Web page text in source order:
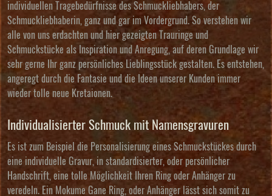
individuellen Tragebedürfnisse des Schmuckliebhabers, der
Schmuckliebhaberin, ganz und gar im Vordergrund. So verstehen wir
alle von uns erdachten und hier gezeigten Trauringe und
Schmuckstücke als Inspiration und Anregung, auf deren Grundlage wir
sehr gerne Ihr ganz persönliches Lieblingsstück gestalten. Es entstehen,
angeregt durch die Fantasie und die Ideen unserer Kunden immer
wieder tolle neue Kretaionen.
Individualisierter Schmuck mit Namensgravuren
Es ist zum Beispiel die Personalisierung eines Schmuckstückes durch
eine individuelle Gravur, in standardisierter, oder persönlicher
Handschrift, eine tolle Möglichkeit Ihren Ring oder Anhänger zu
veredeln. Ein Mokume Gane Ring, oder Anhänger lässt sich somit zu